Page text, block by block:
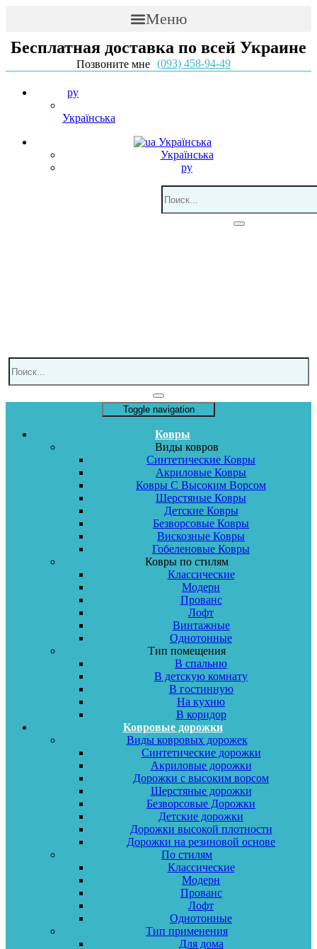
Меню
Бесплатная доставка по всей Украине
Позвоните мне (093) 458-94-49
ру
Українська
Українська
Українська
ру
Toggle navigation
Ковры
Виды ковров
Синтетические Ковры
Акриловые Ковры
Ковры С Высоким Ворсом
Шерстяные Ковры
Детские Ковры
Безворсовые Ковры
Вискозные Ковры
Гобеленовые Ковры
Ковры по стилям
Классические
Модерн
Прованс
Лофт
Винтажные
Однотонные
Тип помещения
В спальню
В детскую комнату
В гостинную
На кухню
В коридор
Ковровые дорожки
Виды ковровых дорожек
Синтетические дорожки
Акриловые дорожки
Дорожки с высоким ворсом
Шерстяные дорожки
Безворсовые Дорожки
Детские дорожки
Дорожки высокой плотности
Дорожки на резиновой основе
По стилям
Классические
Модерн
Прованс
Лофт
Однотонные
Тип применения
Для дома